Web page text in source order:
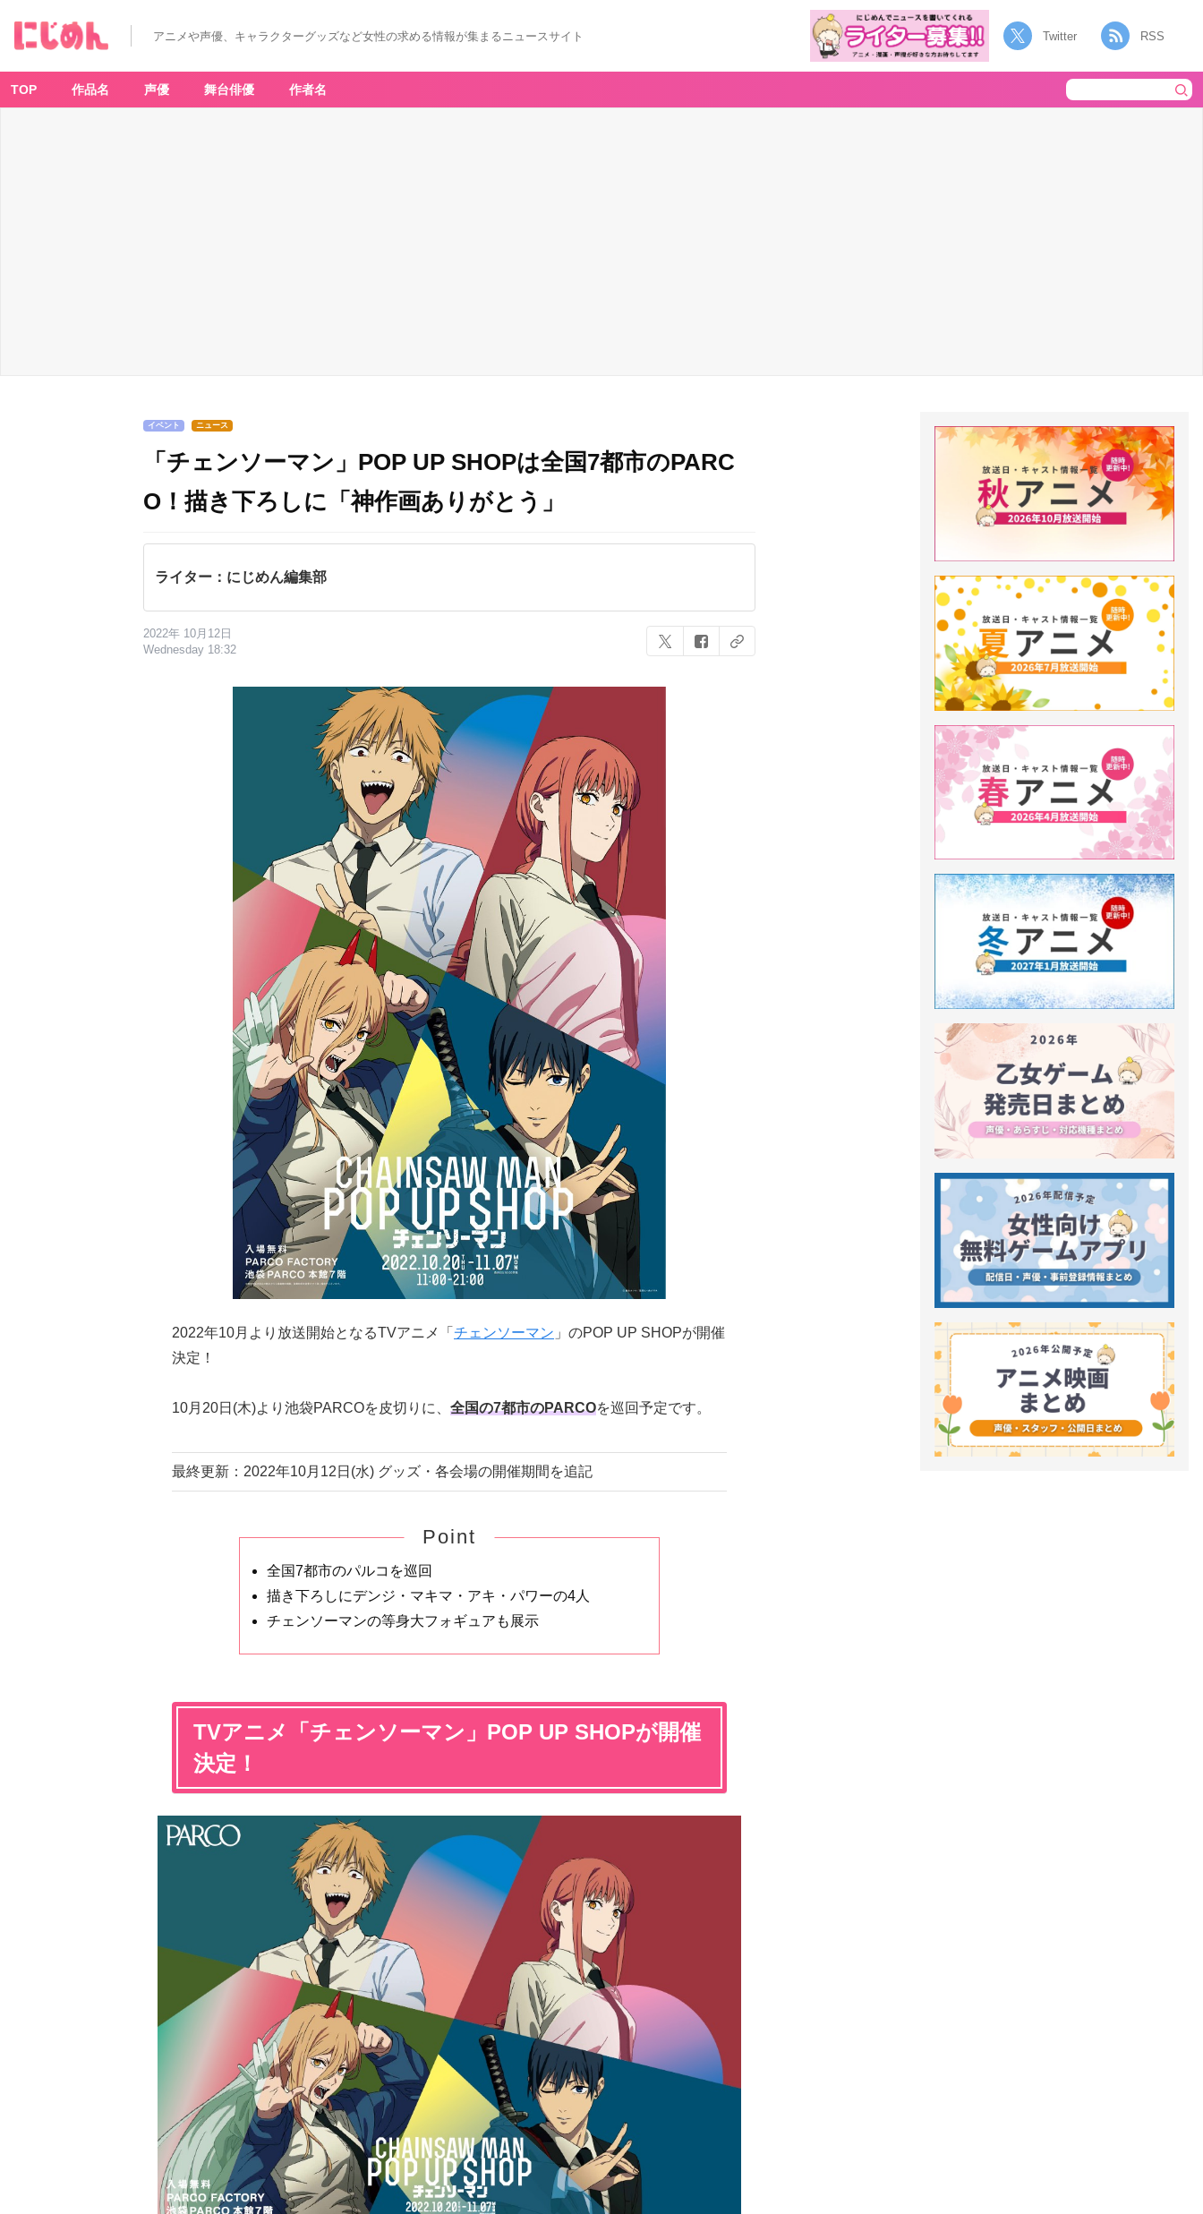
アニメや声優、キャラクターグッズなど女性の求める情報が集まるニュースサイト Twitter RSS
TOP 作品名 声優 舞台俳優 作者名
イベント ニュース
「チェンソーマン」POP UP SHOPは全国7都市のPARC
O！描き下ろしに「神作画ありがとう」
ライター：にじめん編集部
2022年 10月12日
Wednesday 18:32
2022年10月より放送開始となるTVアニメ「 チェンソーマン 」のPOP UP SHOPが開催
決定！
10月20日(木)より池袋PARCOを皮切りに、 全国の7都市のPARCOを巡回予定です。
最終更新：2022年10月12日(水) グッズ・各会場の開催期間を追記
Point
全国7都市のパルコを巡回
描き下ろしにデンジ・マキマ・アキ・パワーの4人
チェンソーマンの等身大フォギュアも展示
TVアニメ「チェンソーマン」POP UP SHOPが開催
決定！